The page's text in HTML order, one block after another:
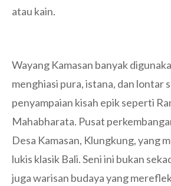
atau kain.
Wayang Kamasan banyak
menghiasi pura, istana, dan lontar
penyampaian kisah epik seperti
Mahabharata. Pusat
Desa Kamasan, Klungkung, yang
lukis klasik Bali. Seni ini bukan
juga warisan budaya yang